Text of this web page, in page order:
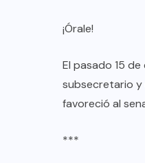
¡Órale!
El pasado 15
subsecretario y
favoreció al
***